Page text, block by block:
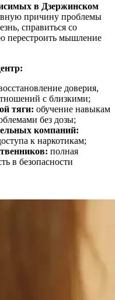
в Дзержинском
причину проблемы
справиться со
перестроить мышление
доверия,
с близкими;
тяги: обучение навыкам
без дозы;
компаний:
к наркотикам;
полная
в безопасности